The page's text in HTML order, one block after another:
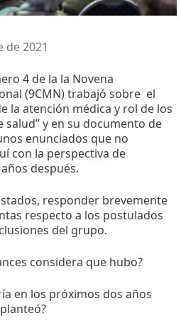
de 2021
4 de la la Novena
(9CMN) trabajó sobre el
la atención médica y rol de los
salud” y en su documento de
enunciados que no
con la perspectiva de
después.
responder brevemente
respecto a los postulados
del grupo.
considera que hubo?
en los próximos dos años